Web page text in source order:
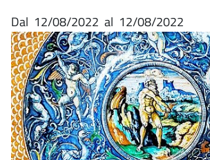
Dal 12/08/2022 al 12/08/2022